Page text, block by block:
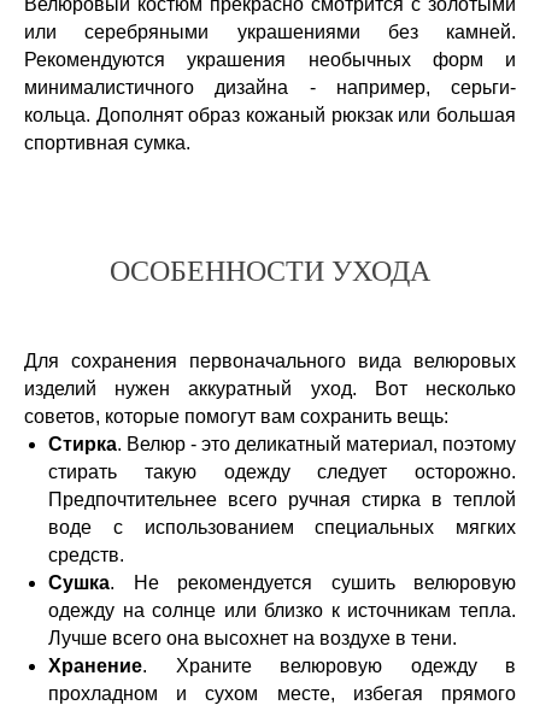
или серебряными украшениями без камней.
Рекомендуются украшения необычных форм и
минималистичного дизайна - например, серьги-
кольца. Дополнят образ кожаный рюкзак или большая
спортивная сумка.
ОСОБЕННОСТИ УХОДА
Для сохранения первоначального вида велюровых
изделий нужен аккуратный уход. Вот несколько
советов, которые помогут вам сохранить вещь:
Стирка. Велюр - это деликатный материал, поэтому
стирать такую одежду следует осторожно.
Предпочтительнее всего ручная стирка в теплой
воде с использованием специальных мягких
средств.
Сушка. Не рекомендуется сушить велюровую
одежду на солнце или близко к источникам тепла.
Лучше всего она высохнет на воздухе в тени.
Хранение. Храните велюровую одежду в
прохладном и сухом месте, избегая прямого